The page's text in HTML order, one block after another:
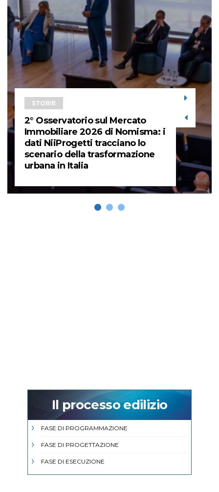
STORIE
2° Osservatorio sul Mercato
Immobiliare 2026 di Nomisma: i
dati NiiProgetti tracciano lo
scenario della trasformazione
urbana in Italia
Il processo edilizio
FASE DI PROGRAMMAZIONE
FASE DI PROGETTAZIONE
FASE DI ESECUZIONE